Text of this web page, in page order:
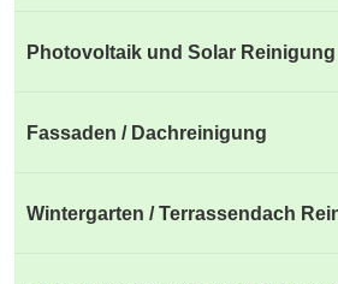
Photovoltaik und Solar Reinigung
Fassaden / Dachreinigung
Wintergarten / Terrassendach